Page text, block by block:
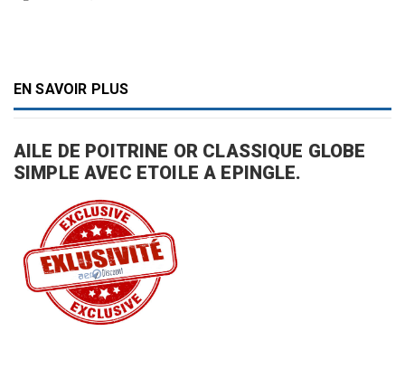
EN SAVOIR PLUS
AILE DE POITRINE OR CLASSIQUE GLOBE
SIMPLE AVEC ETOILE A EPINGLE.